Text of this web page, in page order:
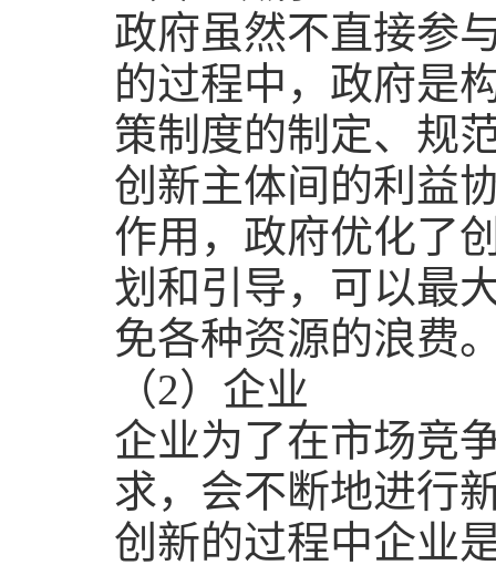
政府虽然不直接参
的过程中，政府是
策制度的制定、规
创新主体间的利益
作用，政府优化了
划和引导，可以最
免各种资源的浪费
（2）企业
企业为了在市场竞
求，会不断地进行
创新的过程中企业